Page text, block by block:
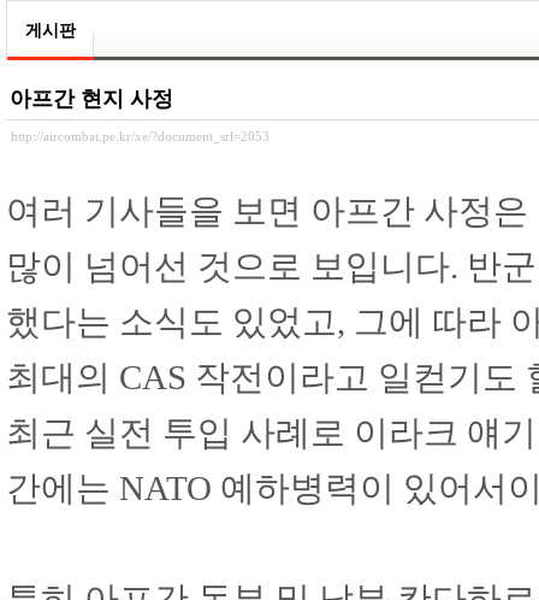
게시판
아프간 현지 사정
http://aircombat.pe.kr/xe/?document_srl=2053
여러 기사들을 보면 아프간 사정
많이 넘어선 것으로 보입니다. 반
했다는 소식도 있었고, 그에 따라
최대의 CAS 작전이라고 일컫기
최근 실전 투입 사례로 이라크 얘
간에는 NATO 예하병력이 있어서